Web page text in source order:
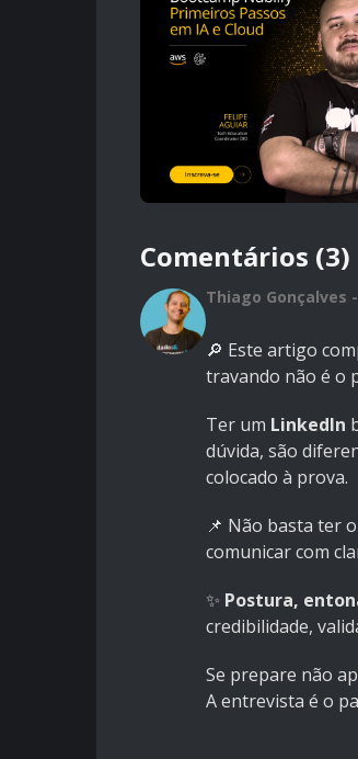
Comentários (3)
Thiago Gonçalves
🔎 Este artigo
travando não é o
Ter um LinkedIn
dúvida, são
colocado à prova.
📌 Não basta ter
comunicar com
✨ Postura,
credibilidade,
Se prepare não
A entrevista é o